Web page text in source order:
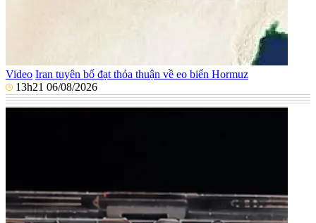
Video Iran tuyên bố đạt thỏa thuận về eo biển Hormuz
13h21 06/08/2026